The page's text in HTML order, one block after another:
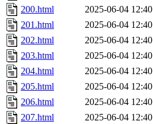
200.html
2025-06-04 12:40
201.html
2025-06-04 12:40
202.html
2025-06-04 12:40
203.html
2025-06-04 12:40
204.html
2025-06-04 12:40
205.html
2025-06-04 12:40
206.html
2025-06-04 12:40
207.html
2025-06-04 12:40